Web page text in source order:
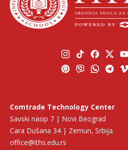
Comtrade Technology Center
Savski nasip 7 | Novi Beograd
Cara Dušana 34 | Zemun, Srbija
office@iths.edu.rs